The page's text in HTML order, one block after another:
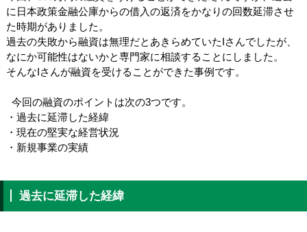
に日本政策金融公庫からの借入の返済をかなりの回数延滞させ
た時期がありました。
過去の失敗から融資は無理だとあきらめていたIさんでしたが、
なにか可能性はないかと専門家に相談することにしました。
そんなIさんが融資を受けることができた事例です。
今回の融資のポイントは次の3つです。
・過去に延滞した経緯
・現在の堅実な経営状況
・新規事業の実績
過去に延滞した経緯